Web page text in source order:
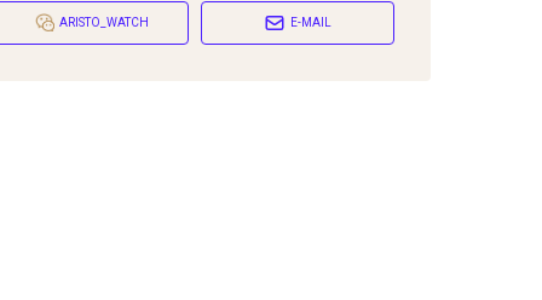
ARISTO_WATCH E-MAIL